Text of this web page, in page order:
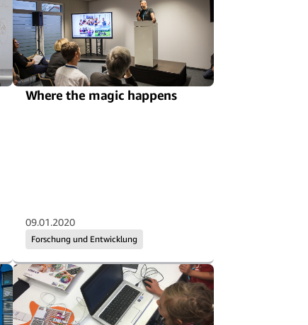
Where the magic happens
Forschung und Entwicklung
09.01.2020